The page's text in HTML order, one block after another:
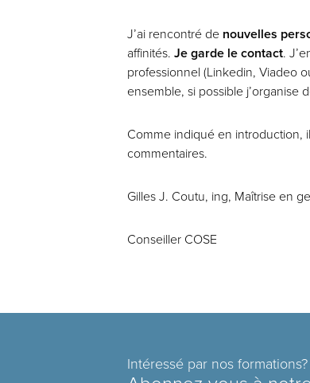
J’ai rencontré de nouvelles
affinités. Je garde le contact.
professionnel (Linkedin, Viadeo
ensemble, si possible j’organise
Comme indiqué en introduction,
commentaires.
Gilles J. Coutu, ing, Maîtrise en
Conseiller COSE
Intéressé par nos formations?